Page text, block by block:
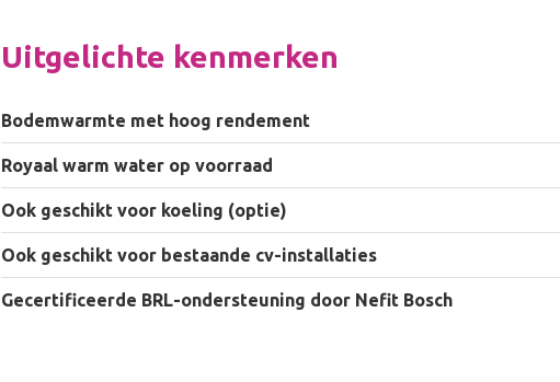
Uitgelichte kenmerken
Bodemwarmte met hoog rendement
Royaal warm water op voorraad
Ook geschikt voor koeling (optie)
Ook geschikt voor bestaande cv-installaties
Gecertificeerde BRL-ondersteuning door Nefit Bosch